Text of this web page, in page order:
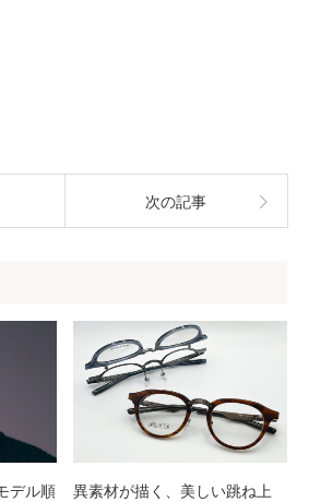
次の記事
デル順
異素材が描く、美しい跳ね上